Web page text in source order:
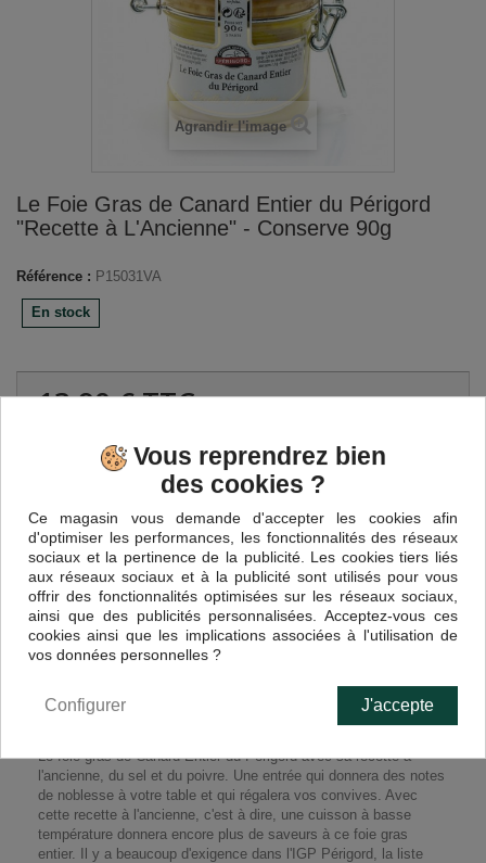
Agrandir l'image
Le Foie Gras de Canard Entier du Périgord
"Recette à L'Ancienne" - Conserve 90g
Référence : P15031VA
En stock
13,90 €TTC
Ajouter au panier
EN SAVOIR PLUS
Le foie gras de Canard Entier du Périgord avec sa recette à
l'ancienne, du sel et du poivre. Une entrée qui donnera des notes
de noblesse à votre table et qui régalera vos convives. Avec
cette recette à l'ancienne, c'est à dire, une cuisson à basse
température donnera encore plus de saveurs à ce foie gras
entier. Il y a beaucoup d'exigence dans l'IGP Périgord, la liste
Vous reprendrez bien
des cookies ?
Ce magasin vous demande d'accepter les cookies afin
d'optimiser les performances, les fonctionnalités des réseaux
sociaux et la pertinence de la publicité. Les cookies tiers liés
aux réseaux sociaux et à la publicité sont utilisés pour vous
offrir des fonctionnalités optimisées sur les réseaux sociaux,
ainsi que des publicités personnalisées. Acceptez-vous ces
cookies ainsi que les implications associées à l'utilisation de
vos données personnelles ?
J'accepte
Configurer